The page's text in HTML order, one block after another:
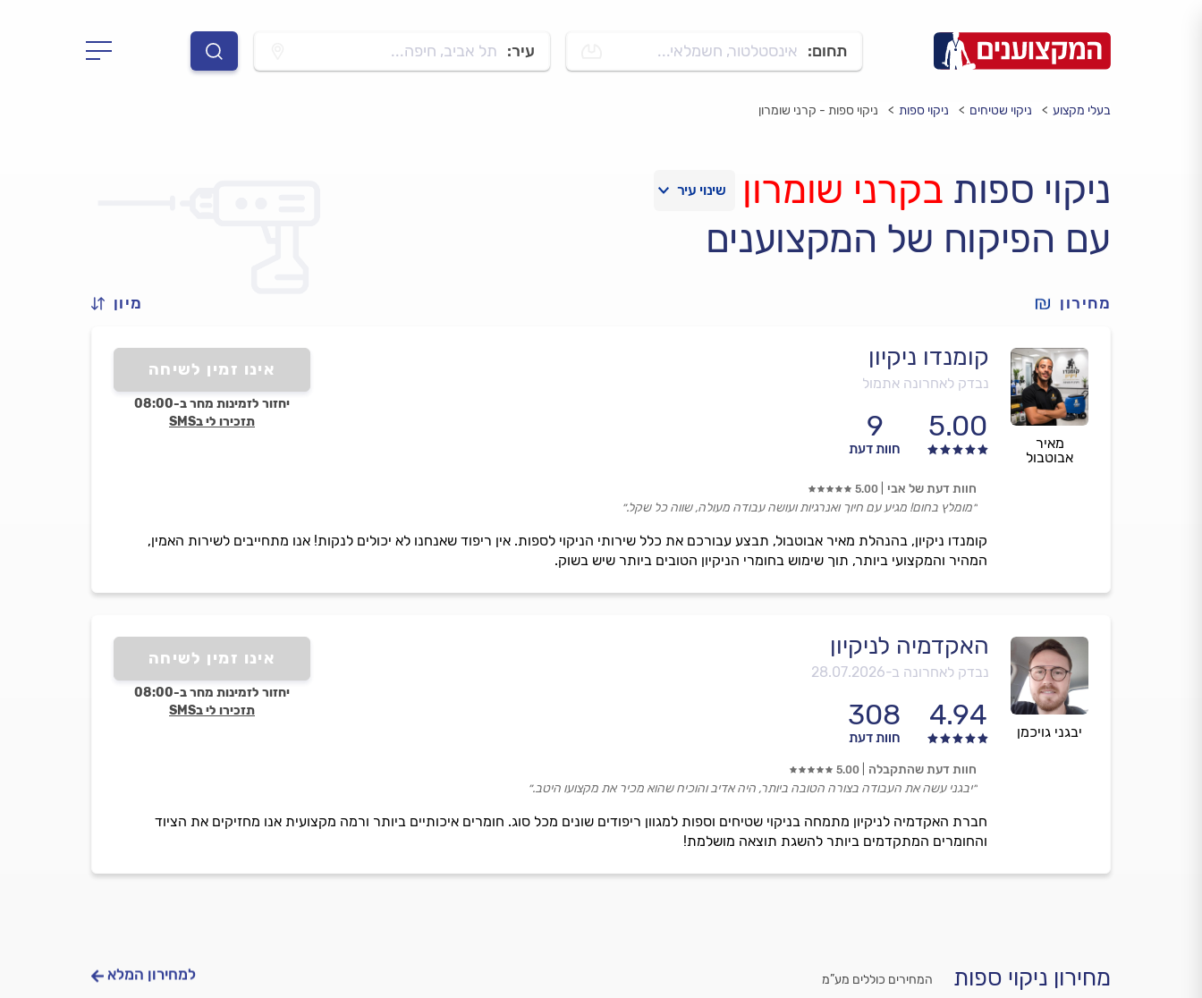
תחום: אינסטלטור, חשמלאי... עיר: תל אביב, חיפה...
בעלי מקצוע ניקוי שטיחים ניקוי ספות ניקוי ספות - קרני שומרון
ניקוי ספות בקרני שומרון
עם הפיקוח של המקצוענים
מחירון מיון
מאיר
אבוטבול
קומנדו ניקיון
נבדק לאחרונה אתמול
5.00
9
חוות דעת
אינו זמין לשיחה
יחזור לזמינות מחר ב-08:00
תזכירו לי בSMS
קומנדו ניקיון, בהנהלת מאיר אבוטבול, תבצע עבורכם את כלל שירותי הניקוי לספות. אין ריפוד שאנחנו לא יכולים לנקות! אנו מתחייבים לשירות האמין,
המהיר והמקצועי ביותר, תוך שימוש בחומרי הניקיון הטובים ביותר שיש בשוק.
חוות דעת של אבי 5.00
״מומלץ בחום! מגיע עם חיוך ואנרגיות ועושה עבודה מעולה, שווה כל שקל.״
יבגני גויכמן
האקדמיה לניקיון
נבדק לאחרונה ב-28.07.2026
4.94
308
חוות דעת
אינו זמין לשיחה
יחזור לזמינות מחר ב-08:00
תזכירו לי בSMS
חברת האקדמיה לניקיון מתמחה בניקוי שטיחים וספות למגוון ריפודים שונים מכל סוג. חומרים איכותיים ביותר ורמה מקצועית אנו מחזיקים את הציוד
והחומרים המתקדמים ביותר להשגת תוצאה מושלמת!
חוות דעת שהתקבלה 5.00
״יבגני עשה את העבודה בצורה הטובה ביותר, היה אדיב והוכיח שהוא מכיר את מקצועו היטב.״
מחירון ניקוי ספות המחירים כוללים מע”מ למחירון המלא